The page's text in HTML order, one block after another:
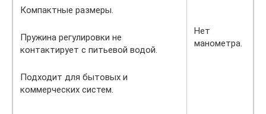
Компактные размеры.
Пружина регулировки не
контактирует с питьевой водой.
Подходит для бытовых и
коммерческих систем.
Нет
манометра.